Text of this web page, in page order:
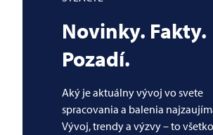
Novinky. Fakty.
Pozadí.
Aký je aktuálny vývoj vo svete
spracovania a balenia
Vývoj, trendy a výzvy – to